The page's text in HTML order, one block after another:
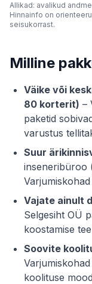
Allikad: avalikud
Hinnainfo on
seisukorrast.
Milline
Väike või
80 korterit) –
paketid
varustus
Suur
inseneribüroo
Vajate ainult
Selgesiht OÜ
koostamise
Soovite
koolituse